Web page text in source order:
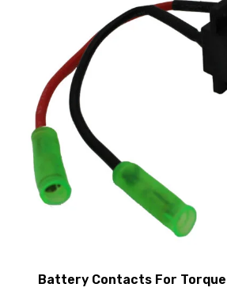
Battery Contacts For